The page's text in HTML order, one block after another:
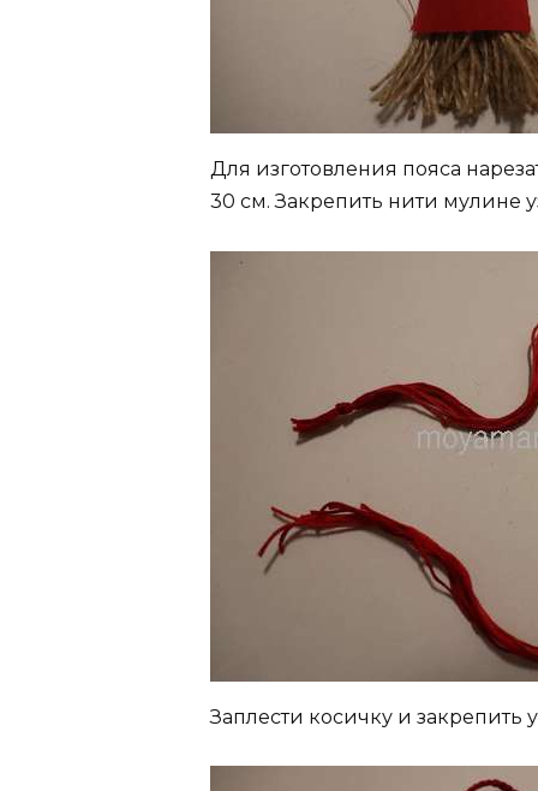
Для изготовления пояса
30 см. Закрепить нити мулине
Заплести косичку и закрепить